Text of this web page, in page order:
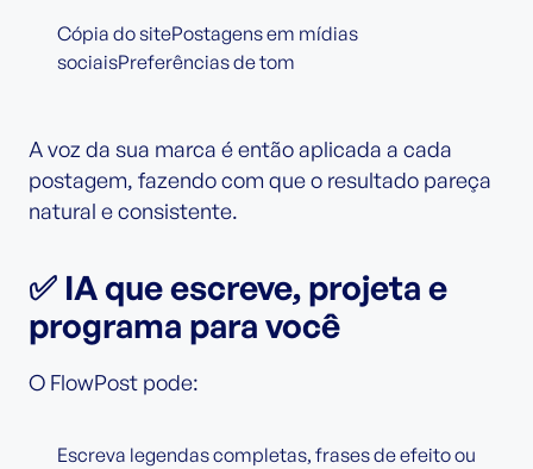
Cópia do sitePostagens em mídias
sociaisPreferências de tom
A voz da sua marca é então aplicada a cada
postagem, fazendo com que o resultado pareça
natural e consistente.
✅ IA que escreve, projeta e
programa para você
O FlowPost pode:
Escreva legendas completas, frases de efeito ou